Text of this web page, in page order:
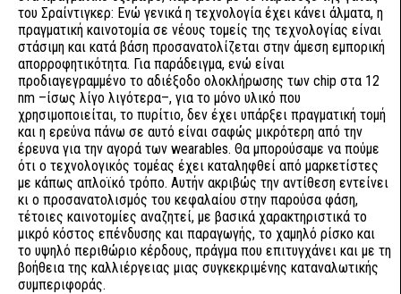
του Σραίντιγκερ: Ενώ γενικά η τεχνολογία έχει κάνει άλματα, η
πραγματική καινοτομία σε νέους τομείς της τεχνολογίας είναι
στάσιμη και κατά βάση προσανατολίζεται στην άμεση εμπορική
απορροφητικότητα. Για παράδειγμα, ενώ είναι
προδιαγεγραμμένο το αδιέξοδο ολοκλήρωσης των chip στα 12
nm –ίσως λίγο λιγότερα–, για το μόνο υλικό που
χρησιμοποιείται, το πυρίτιο, δεν έχει υπάρξει πραγματική τομή
και η ερεύνα πάνω σε αυτό είναι σαφώς μικρότερη από την
έρευνα για την αγορά των wearables. Θα μπορούσαμε να πούμε
ότι ο τεχνολογικός τομέας έχει καταληφθεί από μαρκετίστες
με κάπως απλοϊκό τρόπο. Αυτήν ακριβώς την αντίθεση εντείνει
κι ο προσανατολισμός του κεφαλαίου στην παρούσα φάση,
τέτοιες καινοτομίες αναζητεί, με βασικά χαρακτηριστικά το
μικρό κόστος επένδυσης και παραγωγής, το χαμηλό ρίσκο και
το υψηλό περιθώριο κέρδους, πράγμα που επιτυγχάνει και με τη
βοήθεια της καλλιέργειας μιας συγκεκριμένης καταναλωτικής
συμπεριφοράς.